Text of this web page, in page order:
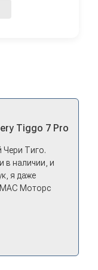
Tiggo 7 Pro
Чери Тиго.
в наличии, и
я даже
МАС Моторс
в наличии,